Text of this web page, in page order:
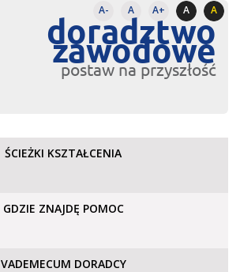
A- A A+ A A
doradztwo
zawodowe
postaw na przyszłość
ŚCIEŻKI KSZTAŁCENIA
GDZIE ZNAJDĘ POMOC
VADEMECUM DORADCY